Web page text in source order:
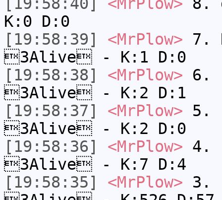
K:0 D:0
[19:58:39]
<MrPlow> 7.
3Alive - K:1 D:0
[19:58:38]
<MrPlow> 6.
3Alive - K:2 D:1
[19:58:37]
<MrPlow> 5.
3Alive - K:2 D:0
[19:58:36]
<MrPlow> 4.
3Alive - K:7 D:4
[19:58:35]
<MrPlow> 3.